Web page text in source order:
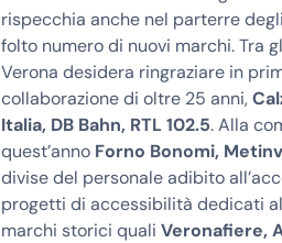
rispecchia anche nel parterre
folto numero di nuovi marchi. Tra
Verona desidera ringraziare in
collaborazione di oltre 25 anni,
Italia, DB Bahn, RTL 102.5. Alla
quest’anno Forno Bonomi,
divise del personale adibito
progetti di accessibilità dedicati
marchi storici quali Veronafiere,